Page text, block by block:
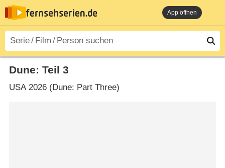
App öffnen
Dune: Teil 3
USA2026 (Dune: Part Three)